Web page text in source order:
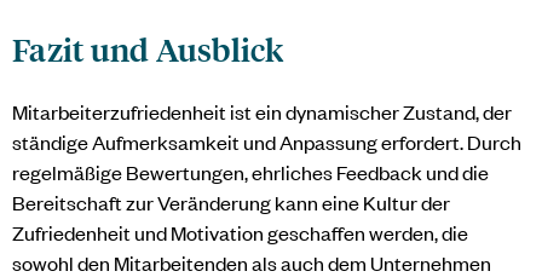
Fazit und Ausblick
Mitarbeiterzufriedenheit ist ein dynamischer Zustand, der
ständige Aufmerksamkeit und Anpassung erfordert. Durch
regelmäßige Bewertungen, ehrliches Feedback und die
Bereitschaft zur Veränderung kann eine Kultur der
Zufriedenheit und Motivation geschaffen werden, die
sowohl den Mitarbeitenden als auch dem Unternehmen